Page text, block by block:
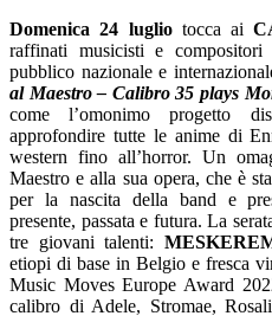
Domenica 24 lugliotocca ai
raffinati musicisti e
pubblico nazionale e
al Maestro – Calibro 35 plays
come l’omonimo progetto
approfondire tutte le anime di
western fino all’horror. Un
Maestro e alla sua opera, che è
per la nascita della band e
presente, passata e futura. La
tre giovani talenti:
etiopi di base in Belgio e fresca
Music Moves Europe Award
calibro di Adele, Stromae,